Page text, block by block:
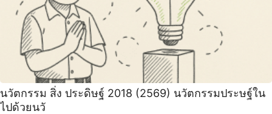
นวัตกรรม สิ่ง ประดิษฐ์ 2018 (2569) นวัตกรรมประษฐ์ใน
ไปด้วยนวั